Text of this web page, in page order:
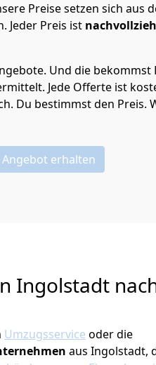
Preise setzen sich aus
Jeder Preis ist
Und die bekommst
Jede Offerte ist
Du bestimmst den Preis.
erhalten
Ingolstadt
Umzugsservice oder die
aus Ingolstadt,